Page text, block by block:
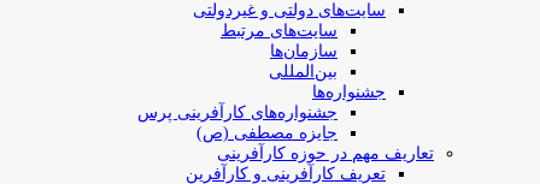
سایت‌های دولتی و غیردولتی
سایت‌های مرتبط
سازمان‌ها
بین‌المللی
جشنواره‌ها
جشنواره‌های کارآفرینی‌ پرس
جایزه مصطفی (ص)
تعاریف مهم در حوزه کارآفرینی
تعریف کارآفرینی و کارآفرین